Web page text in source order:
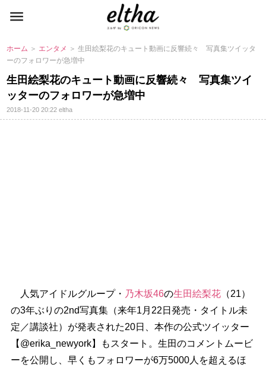
ホーム ＞ エンタメ ＞ 生田絵梨花のキュート動画に反響続々 写真集ツイッタ
ーのフォロワーが急増中
生田絵梨花のキュート動画に反響続々 写真集ツイ
ッターのフォロワーが急増中
2018-11-20 20:22eltha
人気アイドルグループ・ 乃木坂46の生田絵梨花（21）
の3年ぶりの2nd写真集（来年1月22日発売・タイトル未
定／講談社）が発表された20日、本作の公式ツイッター
【@erika_newyork】もスタート。生田のコメントムービ
ーを公開し、早くもフォロワーが6万5000人を超えるほ